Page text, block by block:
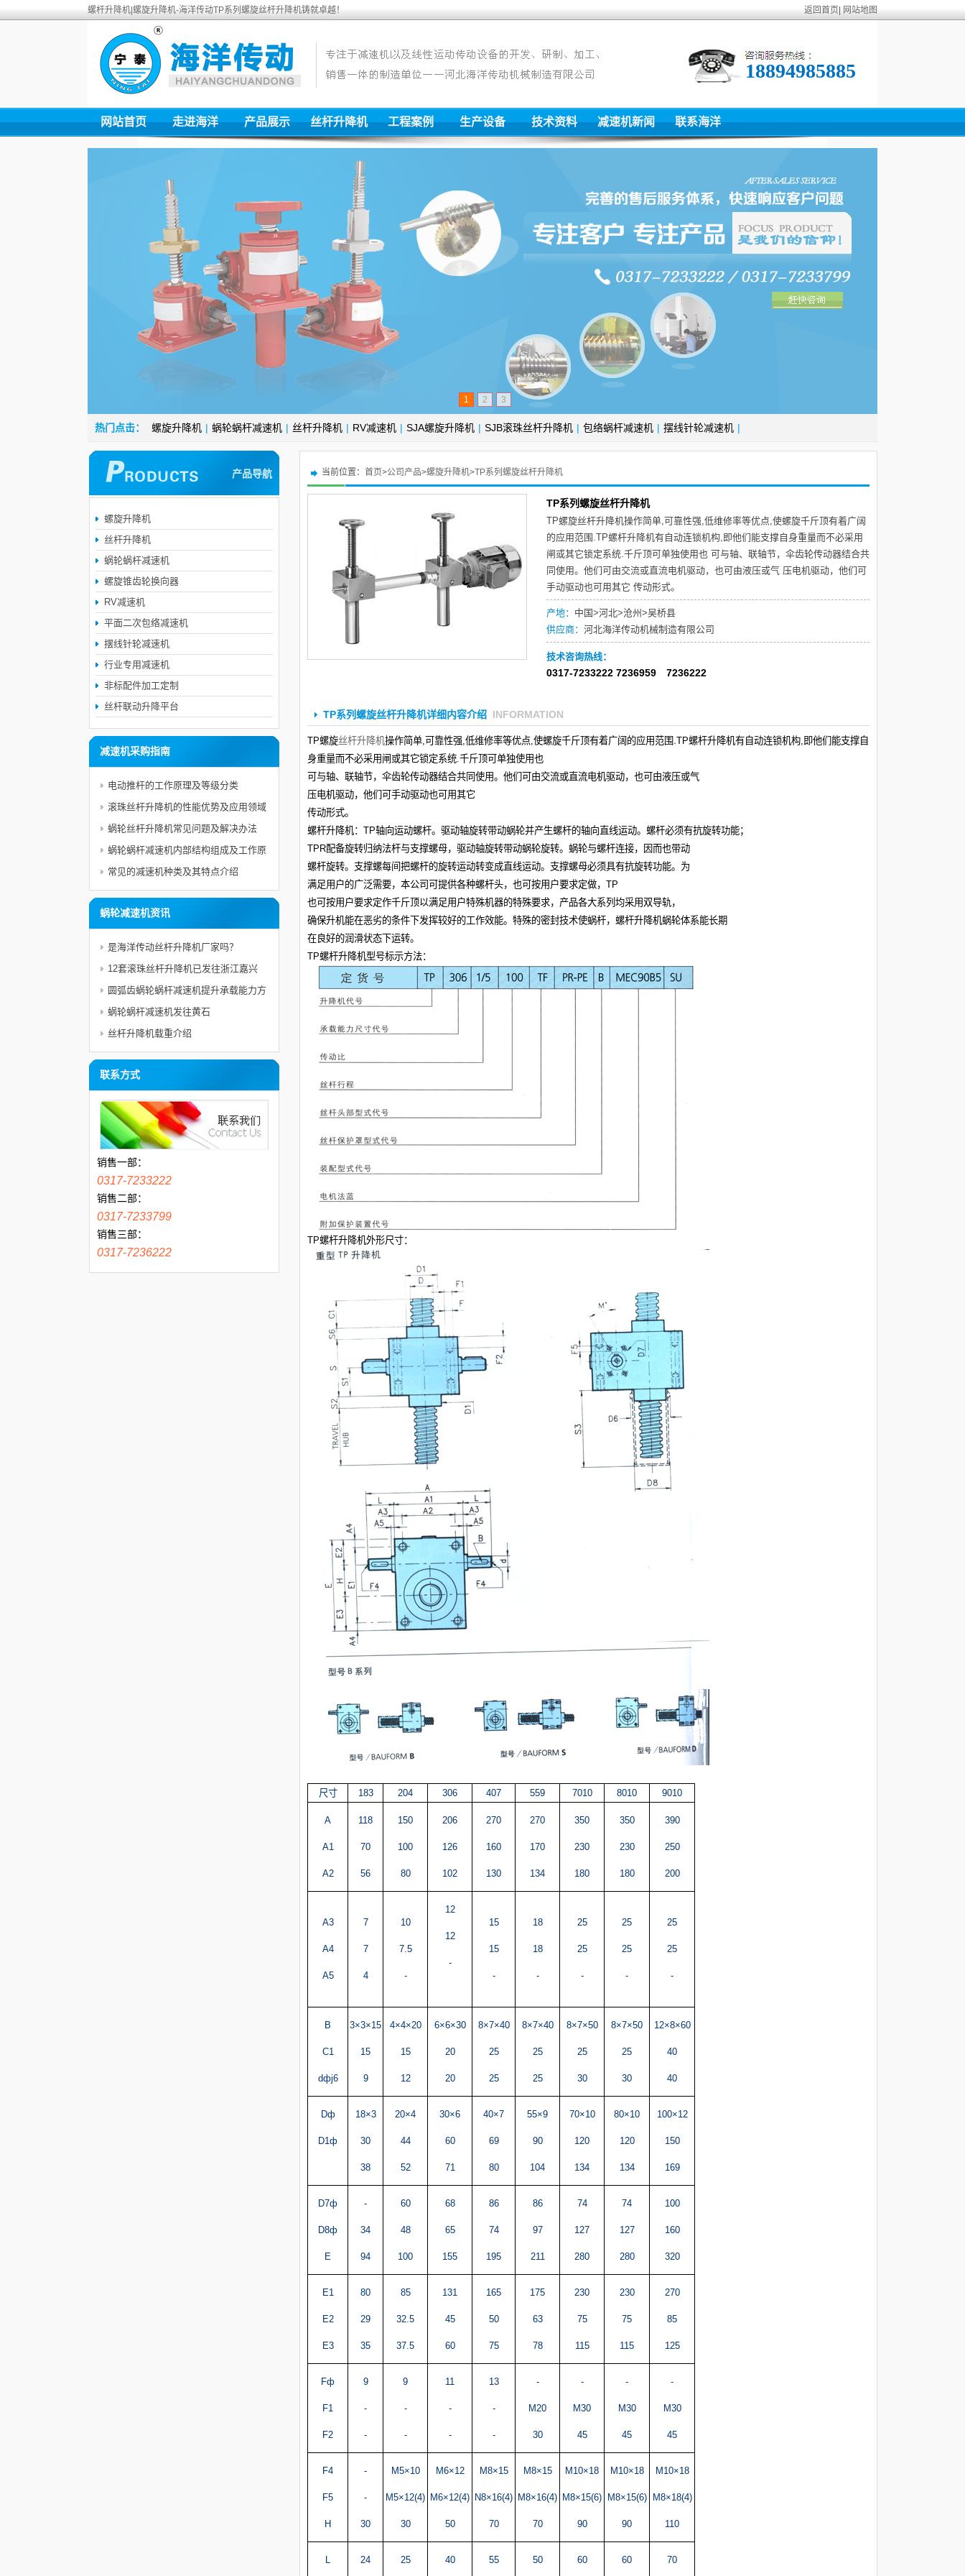
螺杆升降机|螺旋升降机-海洋传动TP系列螺旋丝杆升降机铸就卓越！ 返回首页 网站地图
18894985885
网站首页 走进海洋 产品展示 丝杆升降机 工程案例 生产设备 技术资料 减速机新闻 联系海洋
1 2 3
热门点击： 螺旋升降机 | 蜗轮蜗杆减速机 | 丝杆升降机 | RV减速机 | SJA螺旋升降机 | SJB滚珠丝杆升降机 | 包络蜗杆减速机 | 摆线针轮减速机 |
当前位置： 首页>公司产品>螺旋升降机>TP系列螺旋丝杆升降机
TP系列螺旋丝杆升降机
TP螺旋丝杆升降机操作简单,可靠性强,低维修率等优点,使螺旋千斤顶有着广阔
的应用范围.TP螺杆升降机有自动连锁机构,即他们能支撑自身重量而不必采用
闸或其它锁定系统.千斤顶可单独使用也 可与轴、联轴节，伞齿轮传动器结合共
同使用。他们可由交流或直流电机驱动，也可由液压或气 压电机驱动，他们可
手动驱动也可用其它 传动形式。
产地： 中国>河北>沧州>吴桥县
供应商： 河北海洋传动机械制造有限公司
技术咨询热线：
0317-7233222 7236959 7236222
TP系列螺旋丝杆升降机详细内容介绍 INFORMATION
TP螺旋丝杆升降机操作简单,可靠性强,低维修率等优点,使螺旋千斤顶有着广阔的应用范围.TP螺杆升降机有自动连锁机构,即他们能支撑自
身重量而不必采用闸或其它锁定系统.千斤顶可单独使用也
可与轴、联轴节，伞齿轮传动器结合共同使用。他们可由交流或直流电机驱动，也可由液压或气
压电机驱动，他们可手动驱动也可用其它
传动形式。
螺杆升降机：TP轴向运动螺杆。驱动轴旋转带动蜗轮并产生螺杆的轴向直线运动。螺杆必须有抗旋转功能；
TPR配备旋转归纳法杆与支撑螺母，驱动轴旋转带动蜗轮旋转。蜗轮与螺杆连接，因而也带动
螺杆旋转。支撑螺每间把螺杆的旋转运动转变成直线运动。支撑螺母必须具有抗旋转功能。为
满足用户的广泛需要，本公司可提供各种螺杆头，也可按用户要求定做，TP
也可按用户要求定作千斤顶以满足用户特殊机器的特殊要求，产品各大系列均采用双导轨，
确保升机能在恶劣的条件下发挥较好的工作效能。特殊的密封技术使蜗杆， 螺杆升降机蜗轮体系能长期
在良好的润滑状态下运转。
TP螺杆升降机型号标示方法：
TP螺杆升降机外形尺寸：
尺寸 183 204 306 407 559 7010 8010 9010
A
A1
A2
118
70
56
150
100
80
206
126
102
270
160
130
270
170
134
350
230
180
350
230
180
390
250
200
A3
A4
A5
7
7
4
10
7.5
-
12
12
-
15
15
-
18
18
-
25
25
-
25
25
-
25
25
-
B
C1
dфj6
3×3×15
15
9
4×4×20
15
12
6×6×30
20
20
8×7×40
25
25
8×7×40
25
25
8×7×50
25
30
8×7×50
25
30
12×8×60
40
40
Dф
D1ф
18×3
30
38
20×4
44
52
30×6
60
71
40×7
69
80
55×9
90
104
70×10
120
134
80×10
120
134
100×12
150
169
D7ф
D8ф
E
-
34
94
60
48
100
68
65
155
86
74
195
86
97
211
74
127
280
74
127
280
100
160
320
E1
E2
E3
80
29
35
85
32.5
37.5
131
45
60
165
50
75
175
63
78
230
75
115
230
75
115
270
85
125
Fф
F1
F2
9
-
-
9
-
-
11
-
-
13
-
-
-
M20
30
-
M30
45
-
M30
45
-
M30
45
F4
F5
H
-
-
30
M5×10
M5×12(4)
30
M6×12
M6×12(4)
50
M8×15
N8×16(4)
70
M8×15
M8×16(4)
70
M10×18
M8×15(6)
90
M10×18
M8×15(6)
90
M10×18
M8×18(4)
110
L 24 25 40 55 50 60 60 70
产品导航
螺旋升降机
丝杆升降机
蜗轮蜗杆减速机
螺旋锥齿轮换向器
RV减速机
平面二次包络减速机
摆线针轮减速机
行业专用减速机
非标配件加工定制
丝杆联动升降平台
减速机采购指南
电动推杆的工作原理及等级分类
滚珠丝杆升降机的性能优势及应用领域
蜗轮丝杆升降机常见问题及解决办法
蜗轮蜗杆减速机内部结构组成及工作原
理分析
常见的减速机种类及其特点介绍
蜗轮减速机资讯
是海洋传动丝杆升降机厂家吗？
12套滚珠丝杆升降机已发往浙江嘉兴
圆弧齿蜗轮蜗杆减速机提升承载能力方
法
蜗轮蜗杆减速机发往黄石
丝杆升降机载重介绍
联系方式
销售一部：
0317-7233222
销售二部：
0317-7233799
销售三部：
0317-7236222